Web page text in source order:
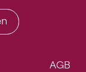
AGB